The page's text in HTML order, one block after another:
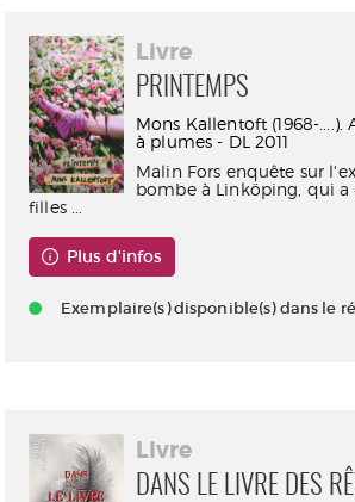
Livre
PRINTEMPS
Mons Kallentoft (1968-....).
à plumes - DL 2011
Malin Fors enquête sur
bombe à Linköping, qui a
filles ...
Plus d'infos
Exemplaire(s) disponible(s) dans le
Livre
DANS LE LIVRE DES